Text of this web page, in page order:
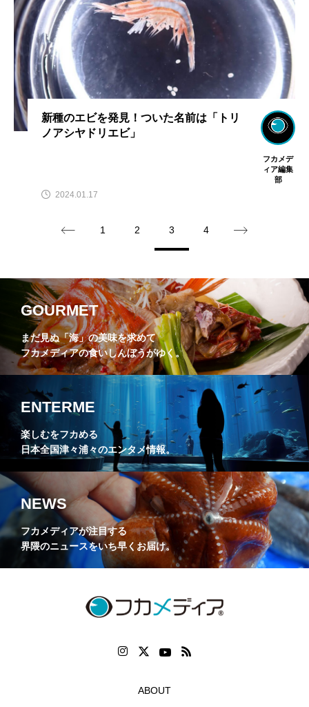
新種のエビを発見！ついた名前は「トリ
ノアシヤドリエビ」
フカメデ
ィア編集
部
2024.01.17
1 2 3 4
GOURMET
まだ見ぬ「海」の美味を求めて
フカメディアの食いしんぼうがゆく。
ENTERME
楽しむをフカめる
日本全国津々浦々のエンタメ情報。
NEWS
フカメディアが注目する
界隈のニュースをいち早くお届け。
ABOUT